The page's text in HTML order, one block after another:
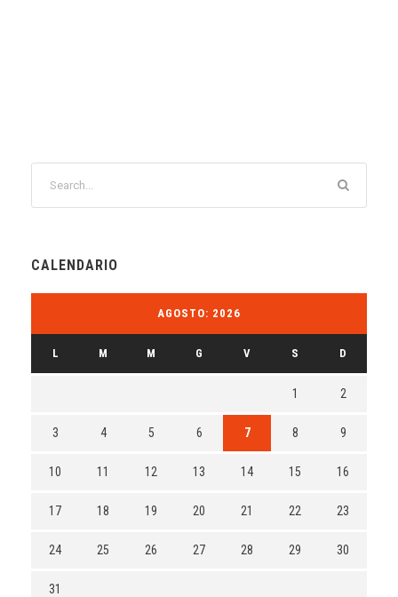
CALENDARIO
AGOSTO: 2026
L M M G V S D
1 2
3 4 5 6 7 8 9
10 11 12 13 14 15 16
17 18 19 20 21 22 23
24 25 26 27 28 29 30
31